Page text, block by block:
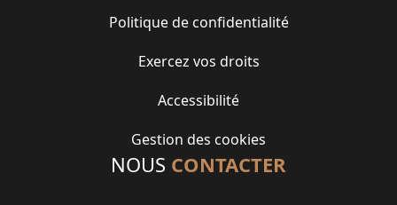
Politique de confidentialité
Exercez vos droits
Accessibilité
Gestion des cookies
NOUS CONTACTER